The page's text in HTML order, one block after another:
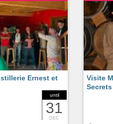
until
31
DEC
Ernest et
Visite
Secrets